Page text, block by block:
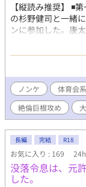
【縦読み推奨】
の杉野健司と一緒
ンに参加した。康
イトであればと願
で水球部三年の森
ていた。康太は、
うのだった。 ◾️第
部屋は４０１号室
対し、大樹と兄弟
る。どうやら大樹
かった。 ◾️第三章
から破っていこう
賛成だった。 その
なっていて、寮長
灯時間、大樹がビ
ームだった。大樹
ノンケ 体育会系
絶倫巨根攻め
長編 完結 R18
お気に入り : 169
没落令息は、元
した。